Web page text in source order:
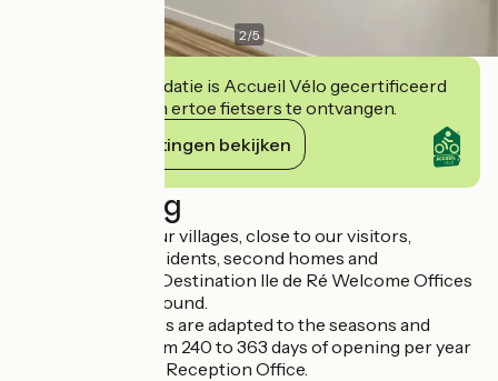
2/5
Deze accommodatie is Accueil Vélo gecertificeerd
en verbindt zich ertoe fietsers te ontvangen.
Haar verplichtingen bekijken
Beschrijving
In the centre of our villages, close to our visitors,
partners, local residents, second homes and
associations, the Destination Ile de Ré Welcome Offices
are open all year round.
Our opening hours are adapted to the seasons and
guarantee you from 240 to 363 days of opening per year
depending on the Reception Office.